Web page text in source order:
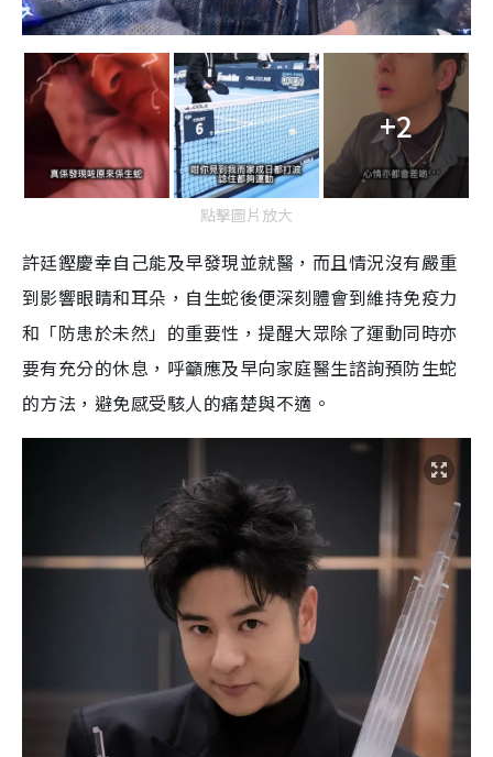
+2
點擊圖片放大
許廷鏗慶幸自己能及早發現並就醫，而且情況沒有嚴重
到影響眼睛和耳朵，自生蛇後便深刻體會到維持免疫力
和「防患於未然」的重要性，提醒大眾除了運動同時亦
要有充分的休息，呼籲應及早向家庭醫生諮詢預防生蛇
的方法，避免感受駭人的痛楚與不適。